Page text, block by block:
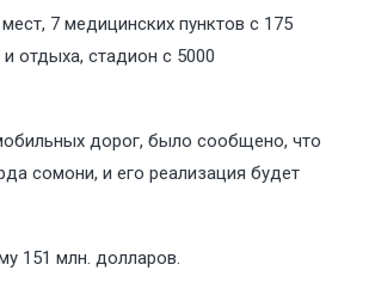
7 медицинских пунктов с 175
отдыха, стадион с 5000
дорог, было сообщено, что
сомони, и его реализация будет
151 млн. долларов.​